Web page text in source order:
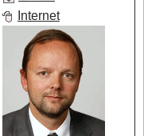
Internet